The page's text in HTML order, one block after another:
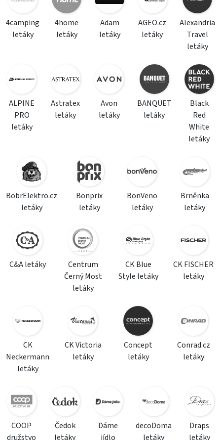
4camping
letáky
4home
letáky
Adam
letáky
AGEO.cz
letáky
Alexandria
Travel
letáky
ALPINE
PRO
letáky
Astratex
letáky
Avon
letáky
BANQUET
letáky
Black
Red
White
letáky
BobrElektro.cz
letáky
Bonprix
letáky
BonVeno
letáky
Brněnka
letáky
C&A letáky
Centrum
Černý Most
letáky
CK Blue
Style letáky
CK FISCHER
letáky
CK
Neckermann
letáky
CK Victoria
letáky
Concept
letáky
Conrad.cz
letáky
COOP
družstvo
Čedok
letáky
Dáme
jídlo
decoDoma
letáky
Draps
letáky